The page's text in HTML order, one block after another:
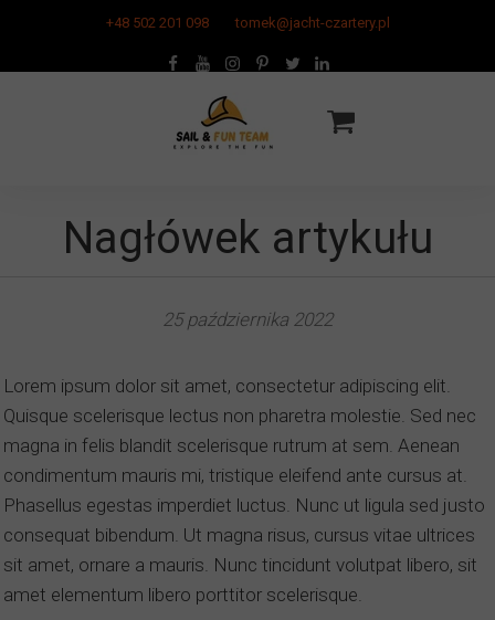
+48 502 201 098 tomek@jacht-czartery.pl
Nagłówek artykułu
Lorem ipsum dolor sit amet, consectetur adipiscing elit.
Quisque scelerisque lectus non pharetra molestie. Sed nec
magna in felis blandit scelerisque rutrum at sem. Aenean
condimentum mauris mi, tristique eleifend ante cursus at.
Phasellus egestas imperdiet luctus. Nunc ut ligula sed justo
consequat bibendum. Ut magna risus, cursus vitae ultrices
sit amet, ornare a mauris. Nunc tincidunt volutpat libero, sit
amet elementum libero porttitor scelerisque.
25 października 2022